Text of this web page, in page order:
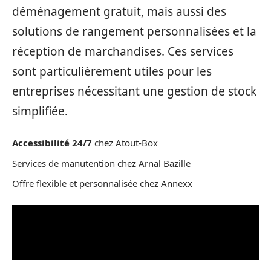
déménagement gratuit, mais aussi des
solutions de rangement personnalisées et la
réception de marchandises. Ces services
sont particulièrement utiles pour les
entreprises nécessitant une gestion de stock
simplifiée.
Accessibilité 24/7 chez Atout-Box
Services de manutention chez Arnal Bazille
Offre flexible et personnalisée chez Annexx